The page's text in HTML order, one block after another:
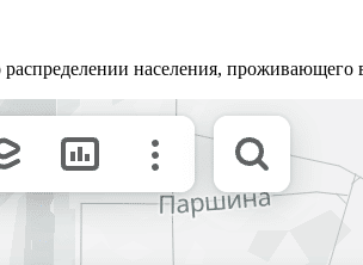
населения, проживающего